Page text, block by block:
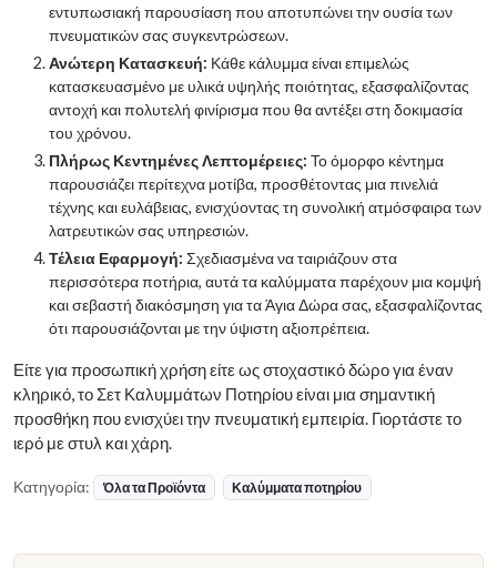
εντυπωσιακή παρουσίαση που αποτυπώνει την ουσία των
πνευματικών σας συγκεντρώσεων.
Ανώτερη Κατασκευή: Κάθε κάλυμμα είναι επιμελώς
κατασκευασμένο με υλικά υψηλής ποιότητας, εξασφαλίζοντας
αντοχή και πολυτελή φινίρισμα που θα αντέξει στη δοκιμασία
του χρόνου.
Πλήρως Κεντημένες Λεπτομέρειες: Το όμορφο κέντημα
παρουσιάζει περίτεχνα μοτίβα, προσθέτοντας μια πινελιά
τέχνης και ευλάβειας, ενισχύοντας τη συνολική ατμόσφαιρα των
λατρευτικών σας υπηρεσιών.
Τέλεια Εφαρμογή: Σχεδιασμένα να ταιριάζουν στα
περισσότερα ποτήρια, αυτά τα καλύμματα παρέχουν μια κομψή
και σεβαστή διακόσμηση για τα Άγια Δώρα σας, εξασφαλίζοντας
ότι παρουσιάζονται με την ύψιστη αξιοπρέπεια.
Είτε για προσωπική χρήση είτε ως στοχαστικό δώρο για έναν
κληρικό, το Σετ Καλυμμάτων Ποτηρίου είναι μια σημαντική
προσθήκη που ενισχύει την πνευματική εμπειρία. Γιορτάστε το
ιερό με στυλ και χάρη.
Κατηγορία: Όλα τα Προϊόντα Καλύμματα ποτηρίου